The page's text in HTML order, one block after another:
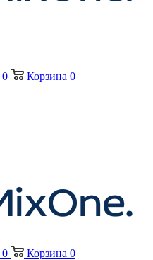
0 Корзина 0
0 Корзина 0